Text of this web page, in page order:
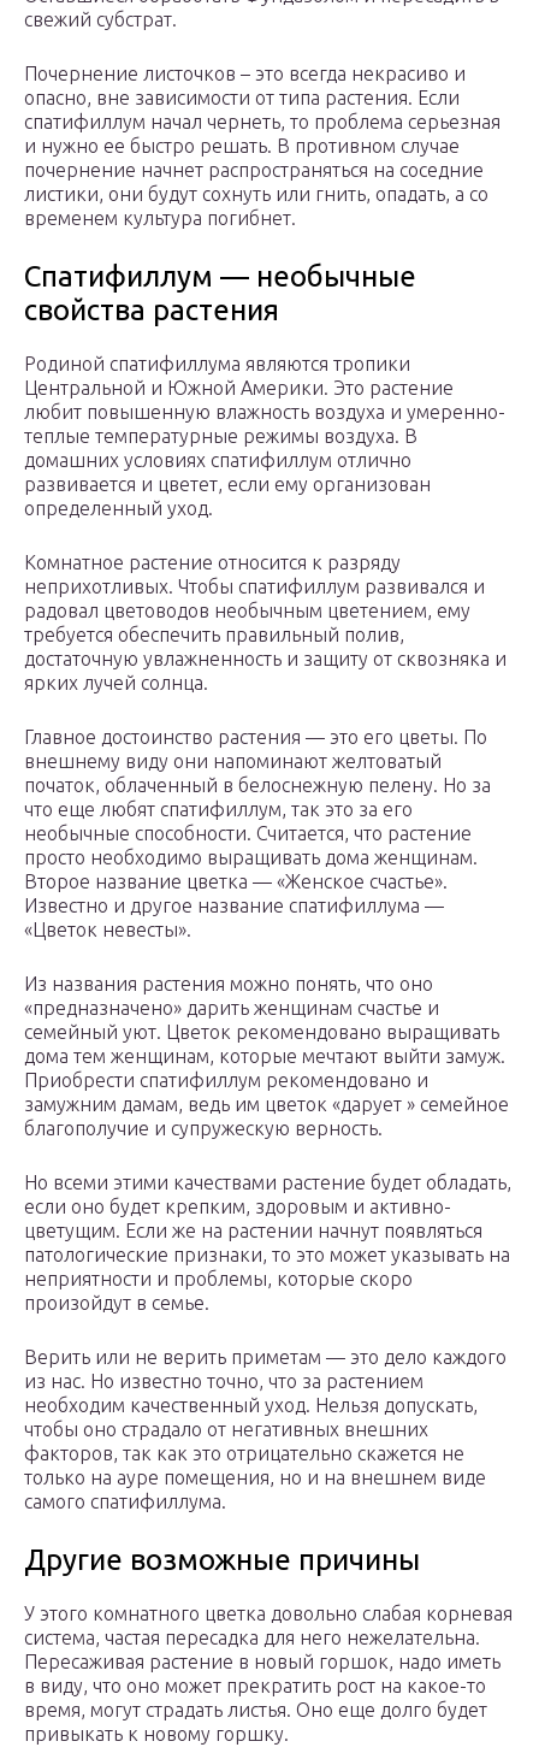
свежий субстрат.
Почернение листочков – это всегда некрасиво и
опасно, вне зависимости от типа растения. Если
спатифиллум начал чернеть, то проблема серьезная
и нужно ее быстро решать. В противном случае
почернение начнет распространяться на соседние
листики, они будут сохнуть или гнить, опадать, а со
временем культура погибнет.
Спатифиллум — необычные
свойства растения
Родиной спатифиллума являются тропики
Центральной и Южной Америки. Это растение
любит повышенную влажность воздуха и умеренно-
теплые температурные режимы воздуха. В
домашних условиях спатифиллум отлично
развивается и цветет, если ему организован
определенный уход.
Комнатное растение относится к разряду
неприхотливых. Чтобы спатифиллум развивался и
радовал цветоводов необычным цветением, ему
требуется обеспечить правильный полив,
достаточную увлажненность и защиту от сквозняка и
ярких лучей солнца.
Главное достоинство растения — это его цветы. По
внешнему виду они напоминают желтоватый
початок, облаченный в белоснежную пелену. Но за
что еще любят спатифиллум, так это за его
необычные способности. Считается, что растение
просто необходимо выращивать дома женщинам.
Второе название цветка — «Женское счастье».
Известно и другое название спатифиллума —
«Цветок невесты».
Из названия растения можно понять, что оно
«предназначено» дарить женщинам счастье и
семейный уют. Цветок рекомендовано выращивать
дома тем женщинам, которые мечтают выйти замуж.
Приобрести спатифиллум рекомендовано и
замужним дамам, ведь им цветок «дарует » семейное
благополучие и супружескую верность.
Но всеми этими качествами растение будет обладать,
если оно будет крепким, здоровым и активно-
цветущим. Если же на растении начнут появляться
патологические признаки, то это может указывать на
неприятности и проблемы, которые скоро
произойдут в семье.
Верить или не верить приметам — это дело каждого
из нас. Но известно точно, что за растением
необходим качественный уход. Нельзя допускать,
чтобы оно страдало от негативных внешних
факторов, так как это отрицательно скажется не
только на ауре помещения, но и на внешнем виде
самого спатифиллума.
Другие возможные причины
У этого комнатного цветка довольно слабая корневая
система, частая пересадка для него нежелательна.
Пересаживая растение в новый горшок, надо иметь
в виду, что оно может прекратить рост на какое-то
время, могут страдать листья. Оно еще долго будет
привыкать к новому горшку.